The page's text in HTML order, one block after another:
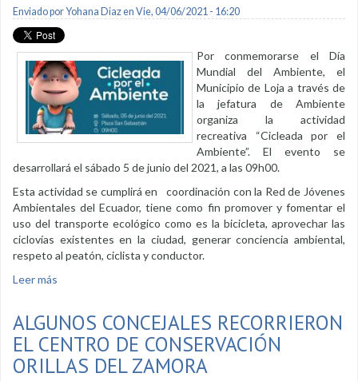
Enviado porYohana Diazen Vie, 04/06/2021 - 16:20
Por conmemorarse el Día
Mundial del Ambiente, el
Municipio de Loja a través de
la jefatura de Ambiente
organiza la actividad
recreativa “Cicleada por el
Ambiente”. El evento se
desarrollará el sábado 5 de junio del 2021, a las 09h00.
Esta actividad se cumplirá en coordinación con la Red de Jóvenes
Ambientales del Ecuador, tiene como fin promover y fomentar el
uso del transporte ecológico como es la bicicleta, aprovechar las
ciclovías existentes en la ciudad, generar conciencia ambiental,
respeto al peatón, ciclista y conductor.
Leer más
ALGUNOS CONCEJALES RECORRIERON
EL CENTRO DE CONSERVACIÓN
ORILLAS DEL ZAMORA